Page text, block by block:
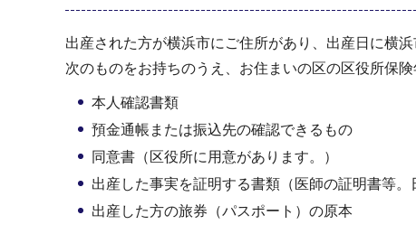
出産された方が横浜市にご住所があり、出産日に横
次のものをお持ちのうえ、お住まいの区の区役所保険
本人確認書類
預金通帳または振込先の確認できるもの
同意書（区役所に用意があります。）
出産した事実を証明する書類（医師の証明書等
出産した方の旅券（パスポート）の原本